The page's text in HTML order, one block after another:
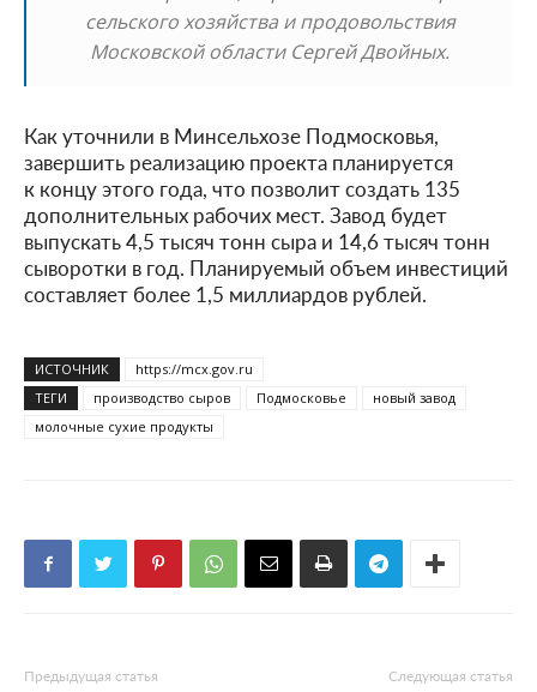
сельского хозяйства и продовольствия
Московской области Сергей Двойных.
Как уточнили в Минсельхозе Подмосковья,
завершить реализацию проекта планируется
к концу этого года, что позволит создать 135
дополнительных рабочих мест. Завод будет
выпускать 4,5 тысяч тонн сыра и 14,6 тысяч тонн
сыворотки в год. Планируемый объем инвестиций
составляет более 1,5 миллиардов рублей.
ИСТОЧНИК
https://mcx.gov.ru
ТЕГИ
производство сыров Подмосковье
новый завод
молочные сухие продукты
Предыдущая статья Следующая статья